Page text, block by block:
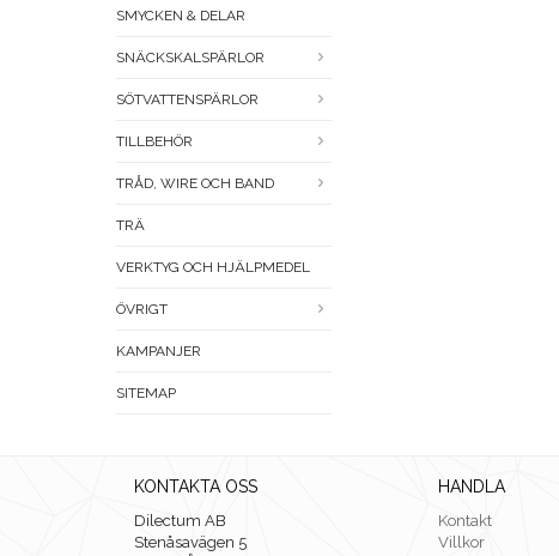
SMYCKEN & DELAR
SNÄCKSKALSPÄRLOR
SÖTVATTENSPÄRLOR
TILLBEHÖR
TRÅD, WIRE OCH BAND
TRÄ
VERKTYG OCH HJÄLPMEDEL
ÖVRIGT
KAMPANJER
SITEMAP
KONTAKTA OSS
Dilectum AB
Stenåsavägen 5
HANDLA
Kontakt
Villkor